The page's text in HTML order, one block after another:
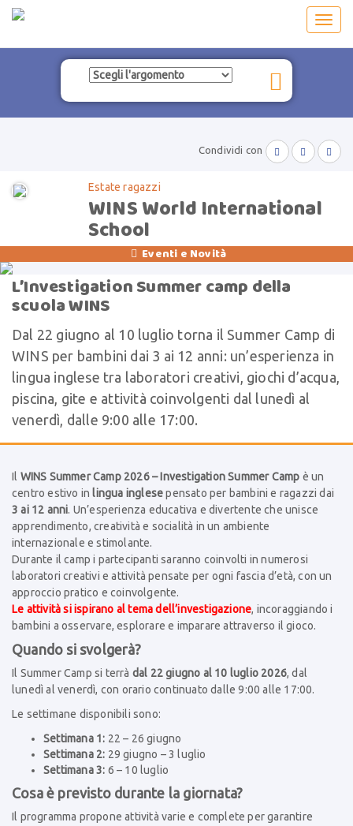
Condividi con   
Estate ragazzi
WINS World International
School
 Eventi e Novità
L’Investigation Summer camp della
scuola WINS
Dal 22 giugno al 10 luglio torna il Summer Camp di
WINS per bambini dai 3 ai 12 anni: un’esperienza in
lingua inglese tra laboratori creativi, giochi d’acqua,
piscina, gite e attività coinvolgenti dal lunedì al
venerdì, dalle 9:00 alle 17:00.
Il WINS Summer Camp 2026 – Investigation Summer Camp è un
centro estivo inlingua inglesepensato per bambini e ragazzi dai
3 ai 12 anni. Un’esperienza educativa e divertente che unisce
apprendimento, creatività e socialità in un ambiente
internazionale e stimolante.
Durante il camp i partecipanti saranno coinvolti in numerosi
laboratori creativi e attività pensate per ogni fascia d’età, con un
approccio pratico e coinvolgente.
Le attività si ispirano al tema dell’investigazione, incoraggiando i
bambini a osservare, esplorare e imparare attraverso il gioco.
Quando si svolgerà?
Il Summer Camp si terrà dal 22 giugno al 10 luglio 2026, dal
lunedì al venerdì, con orario continuato dalle 9:00 alle 17:00.
Le settimane disponibili sono:
Settimana 1: 22 – 26 giugno
Settimana 2: 29 giugno – 3 luglio
Settimana 3: 6 – 10 luglio
Cosa è previsto durante la giornata?
Il programma propone attività varie e complete per garantire